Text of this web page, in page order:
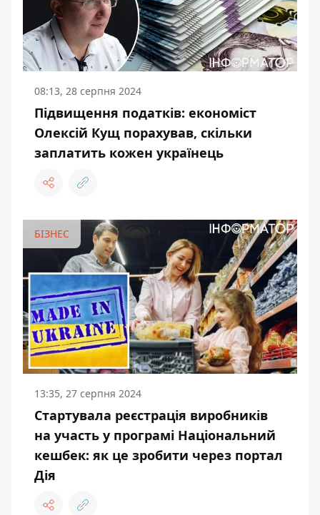
08:13, 28 серпня 2024
Підвищення податків: економіст
Олексій Кущ порахував, скільки
заплатить кожен українець
БІЗНЕС
13:35, 27 серпня 2024
Стартувала реєстрація виробників
на участь у програмі Національний
кешбек: як це зробити через портал
Дія